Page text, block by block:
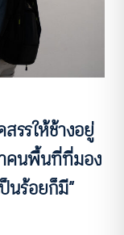
รรให้ช้างอยู่
าคนพื้นที่ที่มอง
นร้อยก็มี”